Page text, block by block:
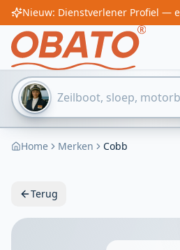
Home Merken Cobb
Terug